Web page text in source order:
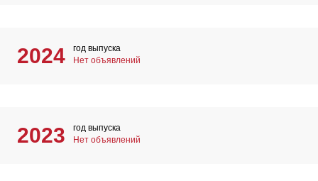
2024
год выпуска
Нет объявлений
2023
год выпуска
Нет объявлений